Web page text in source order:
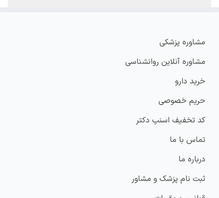
مشاوره پزشکی
مشاوره آنلاین روانشناسی
خرید دارو
حریم خصوصی
کد تخفیف اسنپ دکتر
تماس با ما
درباره ما
ثبت نام پزشک و مشاور